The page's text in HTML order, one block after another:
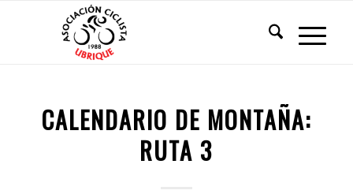
CALENDARIO DE MONTAÑA:
RUTA 3